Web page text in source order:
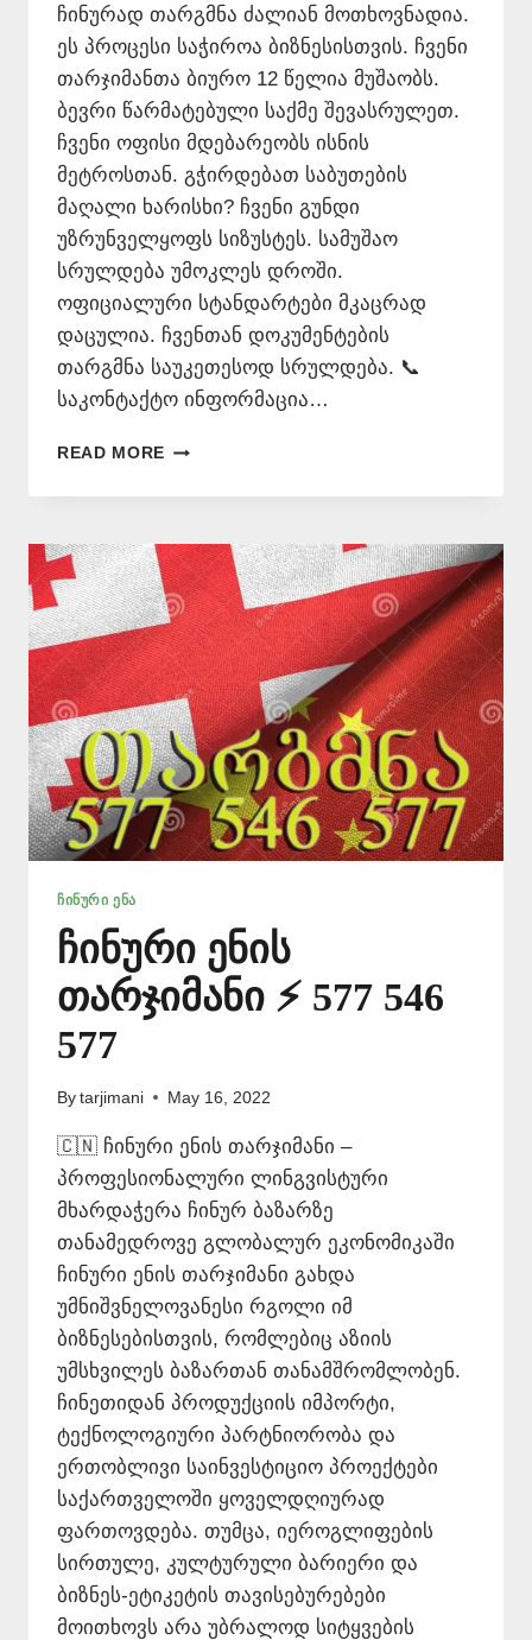
ჩინურად თარგმნა ძალიან მოთხოვნადია.
ეს პროცესი საჭიროა ბიზნესისთვის. ჩვენი
თარჯიმანთა ბიურო 12 წელია მუშაობს.
ბევრი წარმატებული საქმე შევასრულეთ.
ჩვენი ოფისი მდებარეობს ისნის
მეტროსთან. გჭირდებათ საბუთების
მაღალი ხარისხი? ჩვენი გუნდი
უზრუნველყოფს სიზუსტეს. სამუშაო
სრულდება უმოკლეს დროში.
ოფიციალური სტანდარტები მკაცრად
დაცულია. ჩვენთან დოკუმენტების
თარგმნა საუკეთესოდ სრულდება. 📞
საკონტაქტო ინფორმაცია…
READ MORE ᲩᲘᲜᲣᲠᲐᲓ
–
546
577
|
ᲜᲝᲢᲐᲠᲘᲣᲚᲐᲓ
ᲗᲐᲠᲒᲛᲜᲐ
ᲩᲘᲜᲣᲠᲘ ᲔᲜᲐ
ჩინური ენის
თარჯიმანი ⚡ 577 546
577
By tarjimani May 16, 2022
🇨🇳 ჩინური ენის თარჯიმანი –
პროფესიონალური ლინგვისტური
მხარდაჭერა ჩინურ ბაზარზე
თანამედროვე გლობალურ ეკონომიკაში
ჩინური ენის თარჯიმანი გახდა
უმნიშვნელოვანესი რგოლი იმ
ბიზნესებისთვის, რომლებიც აზიის
უმსხვილეს ბაზართან თანამშრომლობენ.
ჩინეთიდან პროდუქციის იმპორტი,
ტექნოლოგიური პარტნიორობა და
ერთობლივი საინვესტიციო პროექტები
საქართველოში ყოველდღიურად
ფართოვდება. თუმცა, იეროგლიფების
სირთულე, კულტურული ბარიერი და
ბიზნეს-ეტიკეტის თავისებურებები
მოითხოვს არა უბრალოდ სიტყვების